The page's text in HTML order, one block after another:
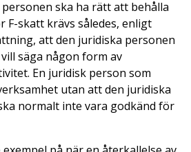
ska ha rätt att behålla
F-skatt krävs således, enligt
att den juridiska personen
säga någon form av
En juridisk person som
utan att den juridiska
normalt inte vara godkänd för